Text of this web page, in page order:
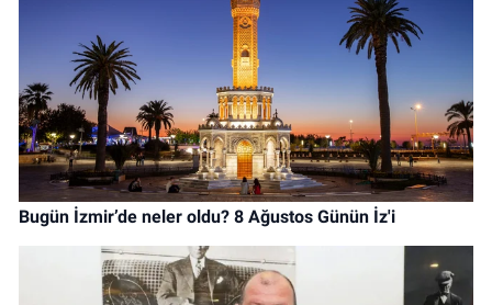
Bugün İzmir’de neler oldu? 8 Ağustos Günün İz'i